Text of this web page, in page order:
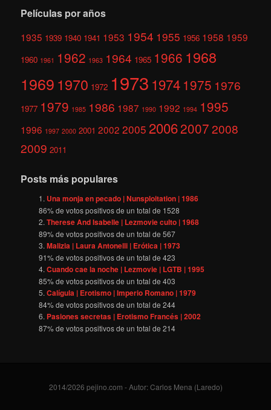
Películas por años
1935 1939 1940 1941 1953 1954 1955 1956 1958 1959
1960 1961 1962 1963 1964 1965 1966 1968
1969 1970 1972 1973 1974 1975 1976
1977 1979 1985 1986 1987 1990 1992 1994 1995
1996 1997 2000 2001 2002 2005 200620072008
2009 2011
Posts más populares
Una monja en pecado | Nunsploitation | 1986
86% de votos positivos de un total de 1528
Therese And Isabelle | Lezmovie culto | 1968
89% de votos positivos de un total de567
Malizia | Laura Antonelli | Erótica | 1973
91% de votos positivos de un total de423
Cuando cae la noche | Lezmovie | LGTB | 1995
85% de votos positivos de un total de403
Calígula | Erotismo | Imperio Romano | 1979
84% de votos positivos de un total de244
Pasiones secretas | Erotismo Francés | 2002
87% de votos positivos de un total de214
2014/2026 pejino.com - Autor: Carlos Mena (Laredo)